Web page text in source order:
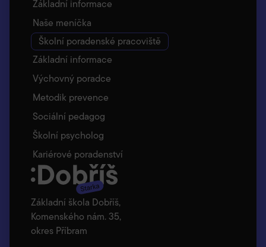
Základní škola Dobříš,
Komenského nám. 35,
okres Příbram
Základní informace
Naše meníčka
Školní poradenské pracoviště
Základní informace
Výchovný poradce
Metodik prevence
Sociální pedagog
Školní psycholog
Kariérové poradenství